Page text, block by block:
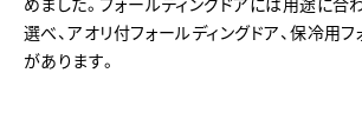
選べ、アオリ付フォールディングドア、保冷用フ
があります。